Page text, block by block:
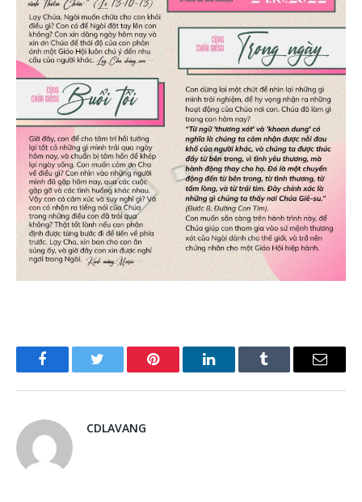
FacebookTwitter Pinterest LinkedInTumblr Email
CDLAVANG